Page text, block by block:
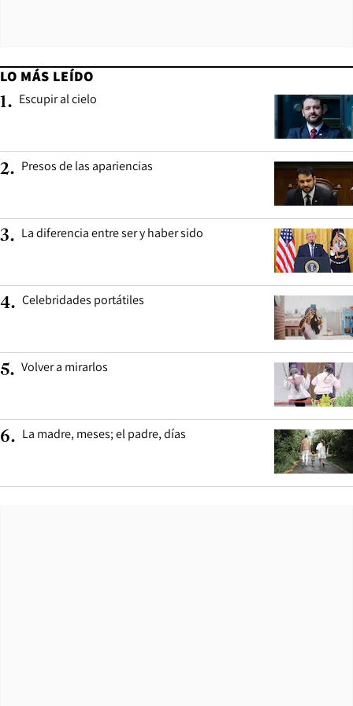
LO MÁS LEÍDO
1. Escupir al cielo
2. Presos de las apariencias
3. La diferencia entre ser y haber sido
4. Celebridades portátiles
5. Volver a mirarlos
6. La madre, meses; el padre, días